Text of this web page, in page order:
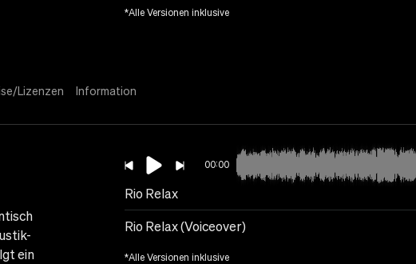
*Alle Versionen inklusive
Lizenzen Information
ein
00:00
Rio Relax
Rio Relax (Voiceover)
*Alle Versionen inklusive